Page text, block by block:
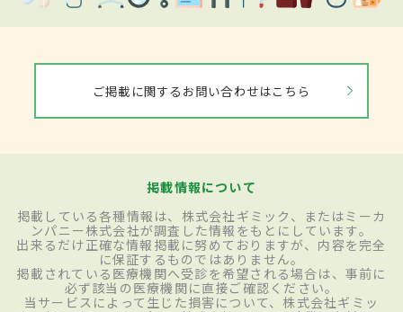
ご掲載に関するお問い合わせはこちら
掲載情報について
掲載している各種情報は、株式会社ギミック、またはミーカ
ンパニー株式会社が調査した情報をもとにしています。
出来るだけ正確な情報掲載に努めておりますが、内容を完全
に保証するものではありません。
掲載されている医療機関へ受診を希望される場合は、事前に
必ず該当の医療機関に直接ご確認ください。
当サービスによって生じた損害について、株式会社ギミッ